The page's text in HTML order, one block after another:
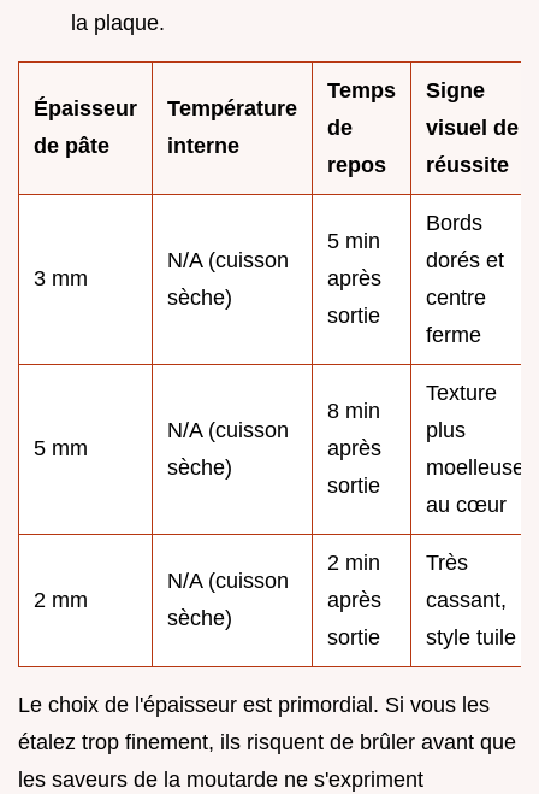
la plaque.
Épaisseur
de pâte
Température
interne
Temps
de
repos
Signe
visuel de
réussite
3 mm
N/A (cuisson
sèche)
5 min
après
sortie
Bords
dorés et
centre
ferme
5 mm
N/A (cuisson
sèche)
8 min
après
sortie
Texture
plus
moelleuse
au cœur
2 mm
N/A (cuisson
sèche)
2 min
après
sortie
Très
cassant,
style tuile
Le choix de l'épaisseur est primordial. Si vous les
étalez trop finement, ils risquent de brûler avant que
les saveurs de la moutarde ne s'expriment